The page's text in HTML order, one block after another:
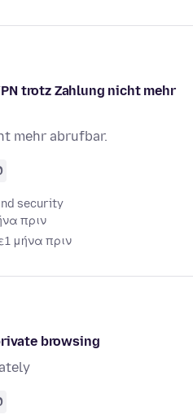
trotz Zahlung nicht mehr
mehr abrufbar.
security
πριν
1 μήνα πριν
browsing